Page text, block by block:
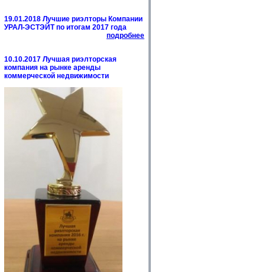
19.01.2018 Лучшие риэлторы Компании
УРАЛ-ЭСТЭЙТ по итогам 2017 года
подробнее
10.10.2017 Лучшая риэлторская
компания на рынке аренды
коммерческой недвижимости